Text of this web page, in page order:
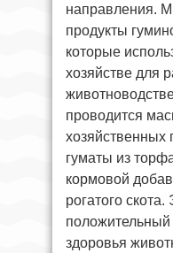
направления.
продукты
которые
хозяйстве для
проводится
хозяйственных
гуматы из
кормовой
рогатого скота.
положительный
здоровья